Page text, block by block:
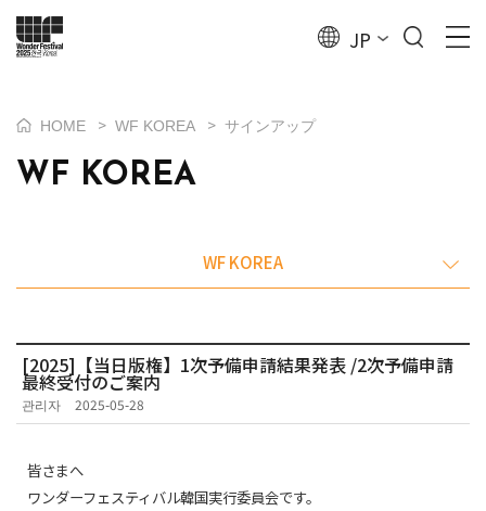
JP
HOME > WF KOREA > サインアップ
WF KOREA
WF KOREA
[2025]【当日版権】1次予備申請結果発表 /2次予備申請
最終受付のご案内
관리자 2025-05-28
皆さまへ
ワンダーフェスティバル韓国実行委員会です。